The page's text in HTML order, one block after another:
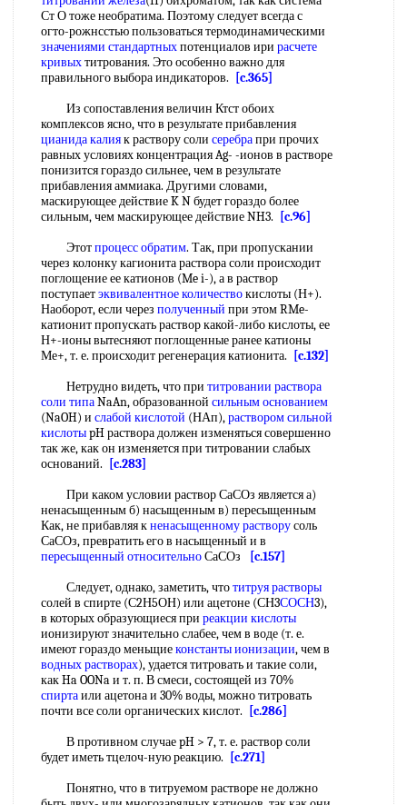
Ст О тоже необратима. Поэтому следует всегда с
огто-рожнсстью пользоваться термодинамическими
значениями стандартныхпотенциалов ири расчете
кривыхтитрования. Это особенно важно для
правильного выбора индикаторов.
[c.365]
Из сопоставления величин Ктст обоих
комплексов ясно, что в результате прибавления
цианида калияк раствору соли серебрапри прочих
равных условиях концентрация Ag- -ионов в растворе
понизится гораздо сильнее, чем в результате
прибавления аммиака. Другими словами,
маскирующее действие K N будет гораздо более
сильным, чем маскирующее действие NH3.
[c.96]
Этотпроцесс обратим. Так, при пропускании
через колонку кагионита раствора соли происходит
поглощение ее катионов (Me i-), а в раствор
поступаетэквивалентное количествокислоты (Н+).
Наоборот, если через полученный при этом RMe-
катионит пропускать раствор какой-либо кислоты, ее
Н+-ионы вытесняют поглощенные ранее катионы
Ме+, т. е. происходит регенерация катионита.
[c.132]
Нетрудно видеть, что при титровании раствора
соли типаNaAn, образованной сильным основанием
(NaOH) и слабой кислотой (НАп),раствором сильной
кислотыpH раствора должен изменяться совершенно
так же, как он изменяется при титровании слабых
оснований.
[c.283]
При каком условии раствор СаСОз является а)
ненасыщенным б) насыщенным в) пересыщенным
Как, не прибавляя кненасыщенному растворусоль
СаСОз, превратить его в насыщенный и в
пересыщенный относительноСаСОз
[c.157]
Следует, однако, заметить, чтотитруя растворы
солей в спирте (С2Н5ОН) или ацетоне (СН3СОСН3),
в которых образующиеся при реакции кислоты
ионизируют значительно слабее, чем в воде (т. е.
имеют гораздо меньщиеконстанты ионизации, чем в
водных растворах), удается титровать и такие соли,
как Ha OONa и т. п. В смеси, состоящей из 70%
спиртаили ацетона и 30% воды, можно титровать
почти все соли органических кислот.
[c.286]
В противном случае pH > 7, т. е. раствор соли
будет иметь тцелоч-ную реакцию.
[c.271]
Понятно, что в титруемом растворе не должно